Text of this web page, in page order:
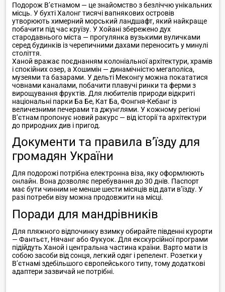
Подорож В’єтнамом — це знайомство з безліччю унікальних
місць. У бухті Халонг тисячі вапнякових островів
утворюють химерний морський ландшафт, який найкраще
побачити під час круїзу. У Хойані збережено дух
стародавнього міста — прогулянка вузькими вуличками
серед будинків із черепичними дахами переносить у минулі
століття.
Ханой вражає поєднанням колоніальної архітектури, храмів
і спокійних озер, а Хошимін — динамічністю мегаполіса,
музеями та базарами. У дельті Меконгу можна покататися
човнами каналами, побачити плавучі ринки та ферми з
вирощування фруктів. Для любителів природи відкриті
національні парки Ба Бе, Кат Ба, Фонгня-Кебанг із
величезними печерами та джунглями. У кожному регіоні
В’єтнам пропонує новий ракурс — від історії та архітектури
до природних див і пригод.
Документи та правила в’їзду для
громадян України
Для подорожі потрібна електронна віза, яку оформлюють
онлайн. Вона дозволяє перебування до 30 днів. Паспорт
має бути чинним не менше шести місяців від дати в’їзду. У
разі потреби візу можна продовжити на місці.
Поради для мандрівників
Для пляжного відпочинку взимку обирайте південні курорти
— Фантьєт, Нячанг або Фукуок. Для екскурсійної програми
підійдуть Ханой і центральна частина країни. Варто мати із
собою засоби від сонця, легкий одяг і репелент. Розетки у
В’єтнамі здебільшого європейського типу, тому додаткові
адаптери зазвичай не потрібні.